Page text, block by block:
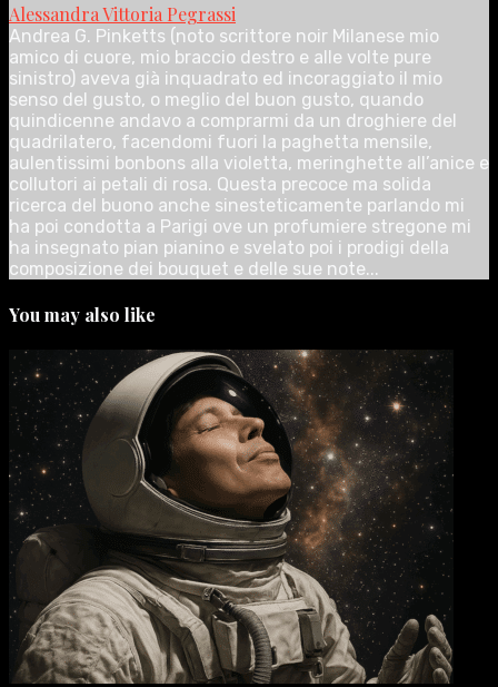
Alessandra Vittoria Pegrassi
Andrea G. Pinketts (noto scrittore noir Milanese mio
amico di cuore, mio braccio destro e alle volte pure
sinistro) aveva già inquadrato ed incoraggiato il mio
senso del gusto, o meglio del buon gusto, quando
quindicenne andavo a comprarmi da un droghiere del
quadrilatero, facendomi fuori la paghetta mensile,
aulentissimi bonbons alla violetta, meringhette all’anice e
collutori ai petali di rosa. Questa precoce ma solida
ricerca del buono anche sinesteticamente parlando mi
ha poi condotta a Parigi ove un profumiere stregone mi
ha insegnato pian pianino e svelato poi i prodigi della
composizione dei bouquet e delle sue note...
You may also like